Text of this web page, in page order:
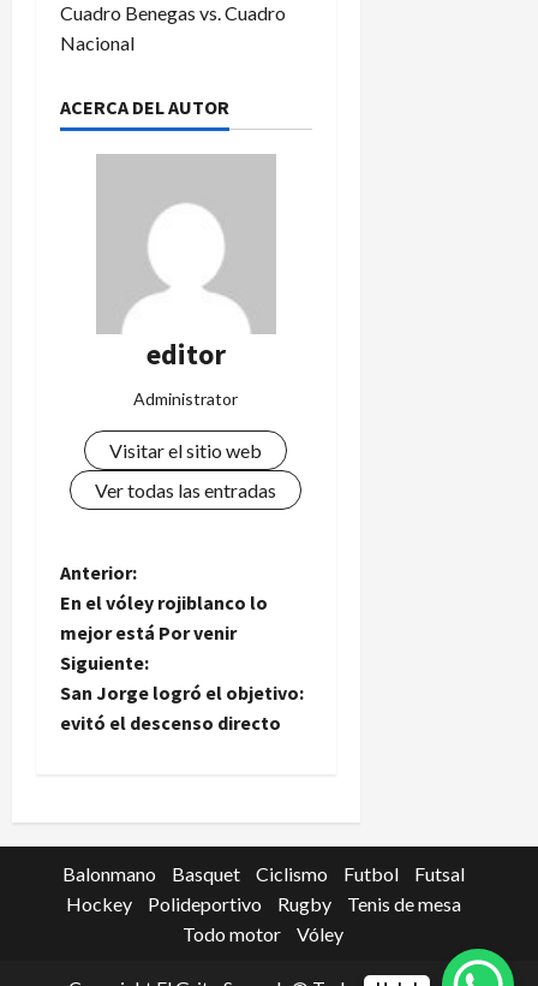
Cuadro Benegas vs. Cuadro
Nacional
ACERCA DEL AUTOR
editor
Administrator
Visitar el sitio web
Ver todas las entradas
N
a
v
e
a
c
Anterior:
En el vóley rojiblanco lo
mejor está Por venir
Siguiente:
San Jorge logró el objetivo:
evitó el descenso directo
Balonmano Basquet Ciclismo Futbol
Futsal
Hockey
Polideportivo Rugby
Tenis de mesa
Todo motor
Vóley